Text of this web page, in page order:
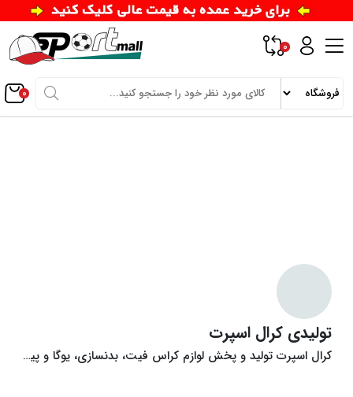
0
0
تولیدی کرال اسپرت
کرال اسپرت تولید و پخش لوازم کراس فیت، بدنسازی، یوگا و پیلاتس